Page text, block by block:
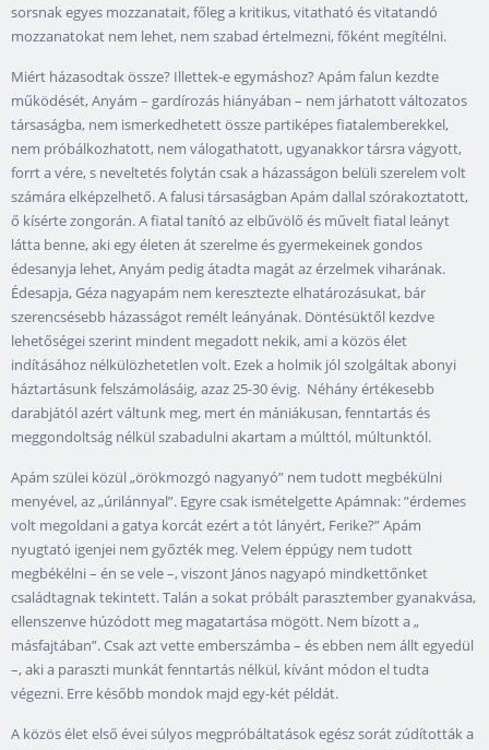
sorsnak egyes mozzanatait, főleg a kritikus, vitatható és vitatandó
mozzanatokat nem lehet, nem szabad értelmezni, főként megítélni.
Miért házasodtak össze? Illettek-e egymáshoz? Apám falun kezdte
működését, Anyám – gardírozás hiányában – nem járhatott változatos
társaságba, nem ismerkedhetett össze partiképes fiatalemberekkel,
nem próbálkozhatott, nem válogathatott, ugyanakkor társra vágyott,
forrt a vére, s neveltetés folytán csak a házasságon belüli szerelem volt
számára elképzelhető. A falusi társaságban Apám dallal szórakoztatott,
ő kísérte zongorán. A fiatal tanító az elbűvölő és művelt fiatal leányt
látta benne, aki egy életen át szerelme és gyermekeinek gondos
édesanyja lehet, Anyám pedig átadta magát az érzelmek viharának.
Édesapja, Géza nagyapám nem keresztezte elhatározásukat, bár
szerencsésebb házasságot remélt leányának. Döntésüktől kezdve
lehetőségei szerint mindent megadott nekik, ami a közös élet
indításához nélkülözhetetlen volt. Ezek a holmik jól szolgáltak abonyi
háztartásunk felszámolásáig, azaz 25-30 évig. Néhány értékesebb
darabjától azért váltunk meg, mert én mániákusan, fenntartás és
meggondoltság nélkül szabadulni akartam a múlttól, múltunktól.
Apám szülei közül „örökmozgó nagyanyó” nem tudott megbékülni
menyével, az „úrilánnyal”. Egyre csak ismételgette Apámnak: ”érdemes
volt megoldani a gatya korcát ezért a tót lányért, Ferike?” Apám
nyugtató igenjei nem győzték meg. Velem éppúgy nem tudott
megbékélni – én se vele –, viszont János nagyapó mindkettőnket
családtagnak tekintett. Talán a sokat próbált parasztember gyanakvása,
ellenszenve húzódott meg magatartása mögött. Nem bízott a „
másfajtában”. Csak azt vette emberszámba – és ebben nem állt egyedül
–, aki a paraszti munkát fenntartás nélkül, kívánt módon el tudta
végezni. Erre később mondok majd egy-két példát.
A közös élet első évei súlyos megpróbáltatások egész sorát zúdították a